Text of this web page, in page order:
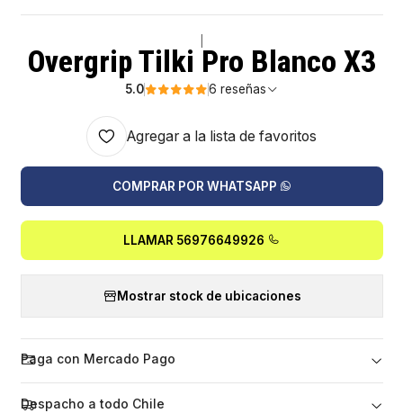
Overgrip Tilki Pro Blanco X3
5.0 6 reseñas
Agregar a la lista de favoritos
COMPRAR POR WHATSAPP
LLAMAR 56976649926
Mostrar stock de ubicaciones
Paga con Mercado Pago
Despacho a todo Chile